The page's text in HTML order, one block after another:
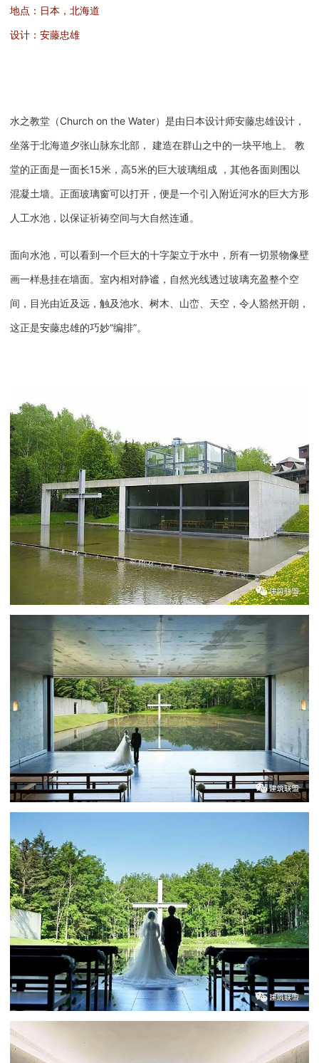
地点：日本，北海道
设计：安藤忠雄
水之教堂（Church on the Water）是由日本设计师安藤忠雄设计，
坐落于北海道夕张山脉东北部， 建造在群山之中的一块平地上。 教
堂的正面是一面长15米，高5米的巨大玻璃组成 ，其他各面则围以
混凝土墙。正面玻璃窗可以打开，便是一个引入附近河水的巨大方形
人工水池，以保证祈祷空间与大自然连通。
面向水池，可以看到一个巨大的十字架立于水中，所有一切景物像壁
画一样悬挂在墙面。室内相对静谧，自然光线透过玻璃充盈整个空
间，目光由近及远，触及池水、树木、山峦、天空，令人豁然开朗，
这正是安藤忠雄的巧妙“编排”。